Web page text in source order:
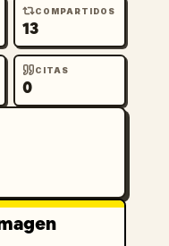
COMPARTIDOS
13
CITAS
0